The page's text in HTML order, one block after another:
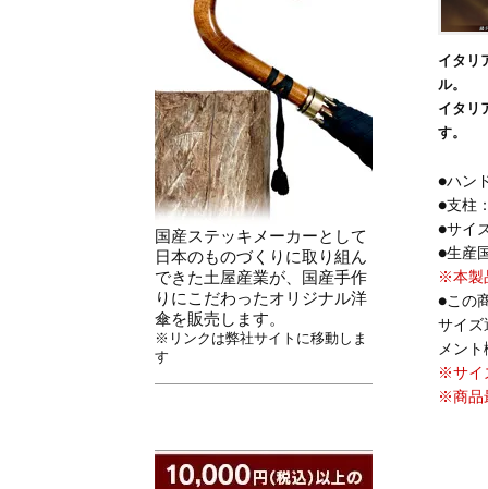
イタリ
ル。
イタリ
す。
●ハン
●支柱
●サイ
●生産
※本製
●この
サイズ
メン
※サイ
※商品
国産ステッキメーカーとして
日本のものづくりに取り組ん
できた土屋産業が、国産手作
りにこだわったオリジナル洋
傘を販売します。
※リンクは弊社サイトに移動しま
す